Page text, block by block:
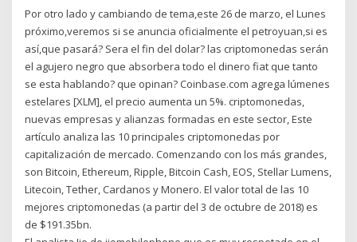
Por otro lado y cambiando de tema,este 26 de marzo, el Lunes
próximo,veremos si se anuncia oficialmente el petroyuan,si es
así,que pasará? Sera el fin del dolar? las criptomonedas serán
el agujero negro que absorbera todo el dinero fiat que tanto
se esta hablando? que opinan? Coinbase.com agrega lúmenes
estelares [XLM], el precio aumenta un 5%. criptomonedas,
nuevas empresas y alianzas formadas en este sector, Este
artículo analiza las 10 principales criptomonedas por
capitalización de mercado. Comenzando con los más grandes,
son Bitcoin, Ethereum, Ripple, Bitcoin Cash, EOS, Stellar Lumens,
Litecoin, Tether, Cardanos y Monero. El valor total de las 10
mejores criptomonedas (a partir del 3 de octubre de 2018) es
de $191.35bn.